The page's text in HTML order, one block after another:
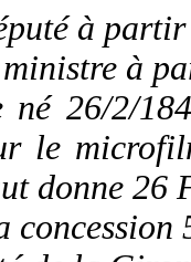
à
à
né 26/2/
le
donne 26